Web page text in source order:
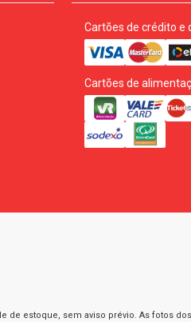
Cartões de crédito e
Cartões de
estoque, sem aviso prévio. As fotos